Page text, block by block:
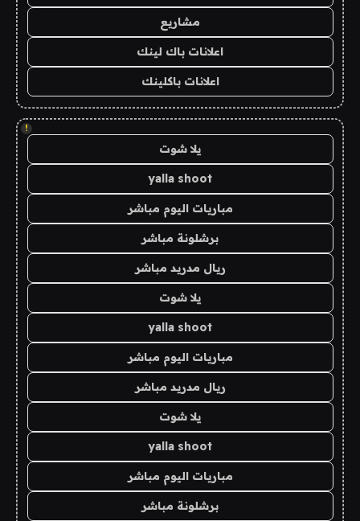
مشاريع
اعلانات باك لينك
اعلانات باكلينك
!
يلا شوت
yalla shoot
مباريات اليوم مباشر
برشلونة مباشر
ريال مدريد مباشر
يلا شوت
yalla shoot
مباريات اليوم مباشر
ريال مدريد مباشر
يلا شوت
yalla shoot
مباريات اليوم مباشر
برشلونة مباشر